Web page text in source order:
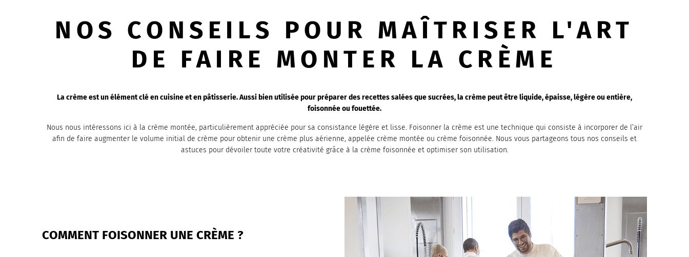
NOS CONSEILS POUR MAÎTRISER L'ART
DE FAIRE MONTER LA CRÈME
La crème est un élément clé en cuisine et en pâtisserie. Aussi bien utilisée pour préparer des recettes salées que sucrées, la crème peut être liquide, épaisse, légère ou entière,
foisonnée ou fouettée.
Nous nous intéressons ici à la crème montée, particulièrement appréciée pour sa consistance légère et lisse. Foisonner la crème est une technique qui consiste à incorporer de l’air
afin de faire augmenter le volume initial de crème pour obtenir une crème plus aérienne, appelée crème montée ou crème foisonnée. Nous vous partageons tous nos conseils et
astuces pour dévoiler toute votre créativité grâce à la crème foisonnée et optimiser son utilisation.
COMMENT FOISONNER UNE CRÈME ?